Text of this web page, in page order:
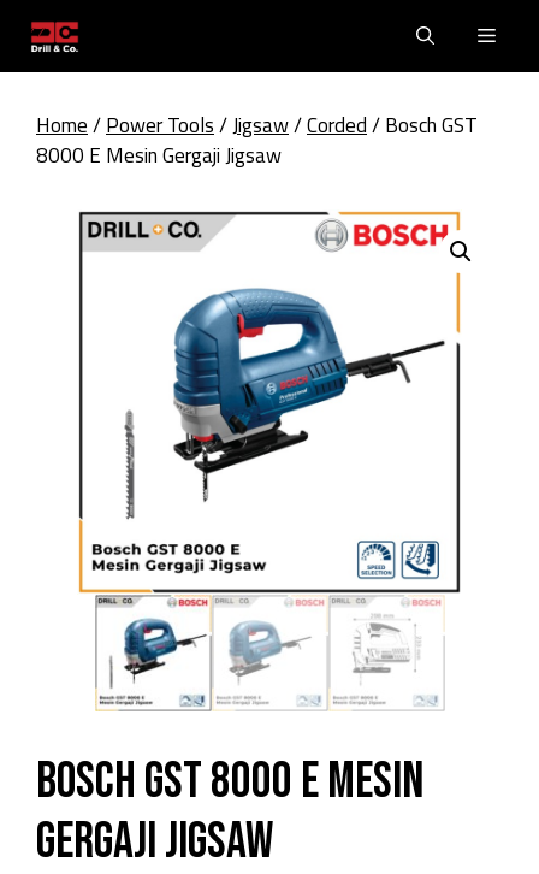
content
Home/Power Tools/Jigsaw/Corded/ Bosch GST
8000 E Mesin Gergaji Jigsaw
Bosch GST 8000 E Mesin
Gergaji Jigsaw